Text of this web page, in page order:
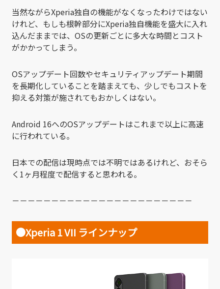
当然ながらXperia独自の機能がなくなったわけではない
けれど、もしも根幹部分にXperia独自機能を盛大に入れ
込んだままでは、OSの更新ごとに多大な時間とコスト
がかかってしまう。
OSアップデート回数やセキュリティアップデート期間
を長期化していることを踏まえても、少しでもコストを
抑える対策が施されてもおかしくはない。
Android 16へのOSアップデートはこれまで以上に高速
に行われている。
日本での配信は現時点では不明ではあるけれど、おそら
く1ヶ月程度で配信すると思われる。
－－－－－－－－－－－－－－－－－－－－－－－
●Xperia 1 VII ラインナップ